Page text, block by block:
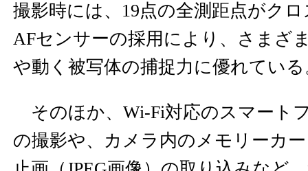
撮影時には、19点の全測距点がク
AFセンサーの採用により、さまざ
や動く被写体の捕捉力に優れている
そのほか、Wi-Fi対応のスマート
の撮影や、カメラ内のメモリーカ